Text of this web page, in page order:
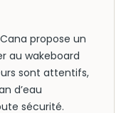
propose un
au wakeboard
sont attentifs,
d’eau
sécurité.